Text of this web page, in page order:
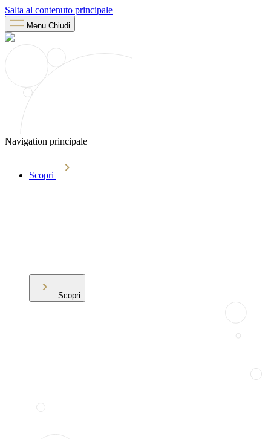
Salta al contenuto principale
Menu Chiudi
Navigation principale
Scopri
Scopri